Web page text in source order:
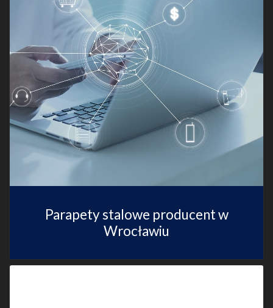
Parapety stalowe producent w
Wrocławiu